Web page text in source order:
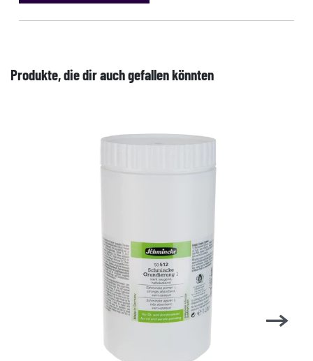
Produkte, die dir auch gefallen könnten